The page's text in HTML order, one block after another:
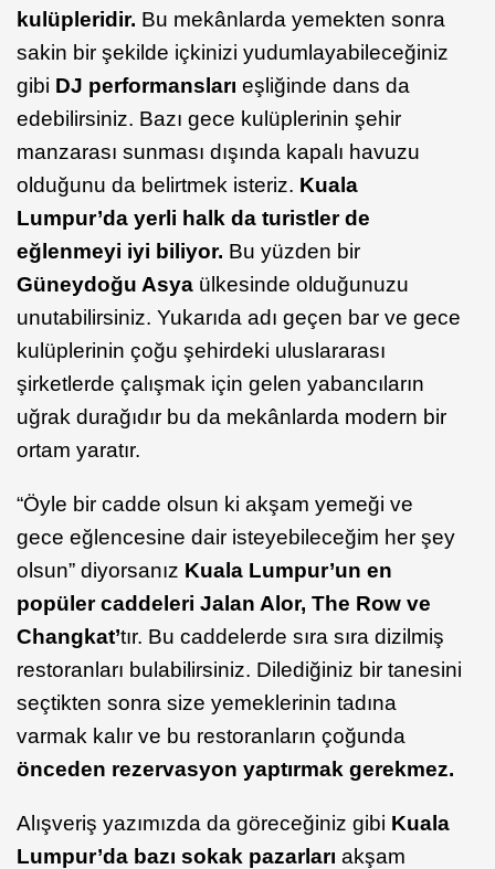
kulüpleridir. Bu mekânlarda yemekten sonra
sakin bir şekilde içkinizi yudumlayabileceğiniz
gibi DJ performansları eşliğinde dans da
edebilirsiniz. Bazı gece kulüplerinin şehir
manzarası sunması dışında kapalı havuzu
olduğunu da belirtmek isteriz. Kuala
Lumpur’da yerli halk da turistler de
eğlenmeyi iyi biliyor. Bu yüzden bir
Güneydoğu Asya ülkesinde olduğunuzu
unutabilirsiniz. Yukarıda adı geçen bar ve gece
kulüplerinin çoğu şehirdeki uluslararası
şirketlerde çalışmak için gelen yabancıların
uğrak durağıdır bu da mekânlarda modern bir
ortam yaratır.
“Öyle bir cadde olsun ki akşam yemeği ve
gece eğlencesine dair isteyebileceğim her şey
olsun” diyorsanız Kuala Lumpur’un en
popüler caddeleri Jalan Alor, The Row ve
Changkat’tır. Bu caddelerde sıra sıra dizilmiş
restoranları bulabilirsiniz. Dilediğiniz bir tanesini
seçtikten sonra size yemeklerinin tadına
varmak kalır ve bu restoranların çoğunda
önceden rezervasyon yaptırmak gerekmez.
Alışveriş yazımızda da göreceğiniz gibi Kuala
Lumpur’da bazı sokak pazarları akşam